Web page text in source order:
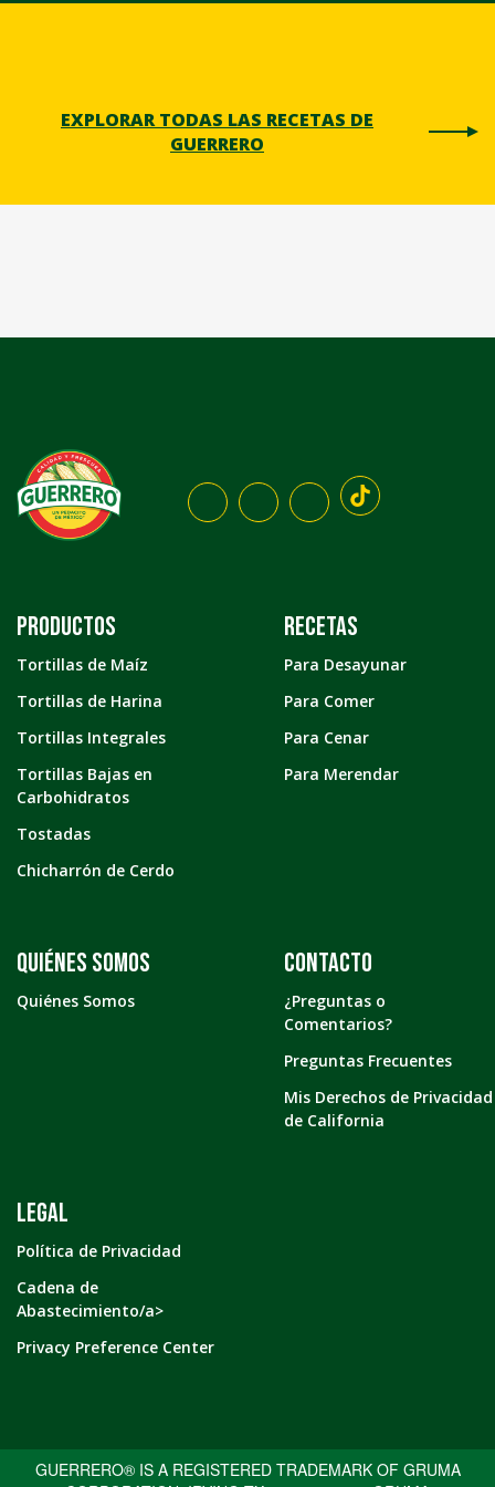
EXPLORAR TODAS LAS RECETAS DE
GUERRERO
Productos
Tortillas de Maíz
Tortillas de Harina
Tortillas Integrales
Tortillas Bajas en
Carbohidratos
Tostadas
Chicharrón de Cerdo
Recetas
Para Desayunar
Para Comer
Para Cenar
Para Merendar
Quiénes somos
Quiénes Somos
Contacto
¿Preguntas o
Comentarios?
Preguntas Frecuentes
Mis Derechos de Privacidad
de California
LEGAL
Política de Privacidad
Cadena de
Abastecimiento/a>
Privacy Preference Center
GUERRERO® IS A REGISTERED TRADEMARK OF GRUMA